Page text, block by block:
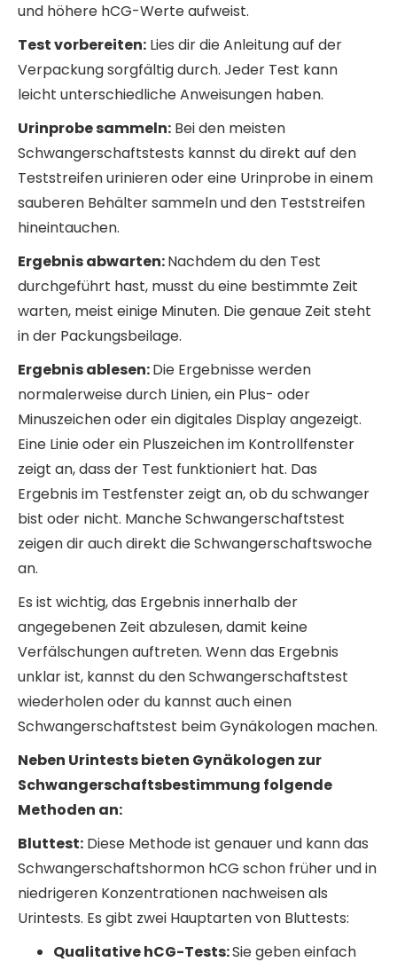
und höhere hCG-Werte aufweist.
Test vorbereiten: Lies dir die Anleitung auf der
Verpackung sorgfältig durch. Jeder Test kann
leicht unterschiedliche Anweisungen haben.
Urinprobe sammeln: Bei den meisten
Schwangerschaftstests kannst du direkt auf den
Teststreifen urinieren oder eine Urinprobe in einem
sauberen Behälter sammeln und den Teststreifen
hineintauchen.
Ergebnis abwarten:Nachdem du den Test
durchgeführt hast, musst du eine bestimmte Zeit
warten, meist einige Minuten. Die genaue Zeit steht
in der Packungsbeilage.
Ergebnis ablesen:Die Ergebnisse werden
normalerweise durch Linien, ein Plus- oder
Minuszeichen oder ein digitales Display angezeigt.
Eine Linie oder ein Pluszeichen im Kontrollfenster
zeigt an, dass der Test funktioniert hat. Das
Ergebnis im Testfenster zeigt an, ob du schwanger
bist oder nicht. Manche Schwangerschaftstest
zeigen dir auch direkt die Schwangerschaftswoche
an.
Es ist wichtig, das Ergebnis innerhalb der
angegebenen Zeit abzulesen, damit keine
Verfälschungen auftreten. Wenn das Ergebnis
unklar ist, kannst du den Schwangerschaftstest
wiederholen oder du kannst auch einen
Schwangerschaftstest beim Gynäkologen machen.
Neben Urintests bieten Gynäkologen zur
Schwangerschaftsbestimmung folgende
Methoden an:
Bluttest: Diese Methode ist genauer und kann das
Schwangerschaftshormon hCG schon früher und in
niedrigeren Konzentrationen nachweisen als
Urintests. Es gibt zwei Hauptarten von Bluttests:
Qualitative hCG-Tests:Sie geben einfach